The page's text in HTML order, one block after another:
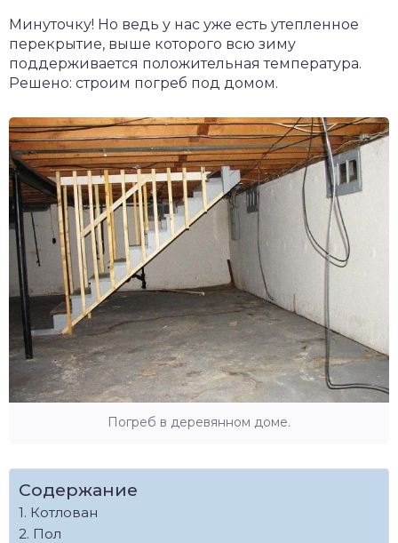
Минуточку! Но ведь у нас уже есть утепленное
перекрытие, выше которого всю зиму
поддерживается положительная температура.
Решено: строим погреб под домом.
Погреб в деревянном доме.
Содержание
Котлован
Пол